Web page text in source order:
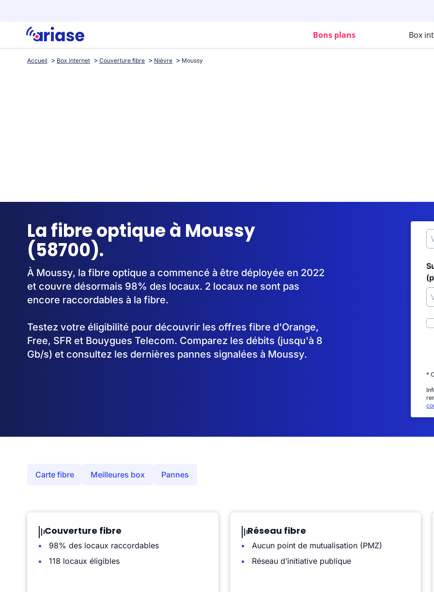
Bons plans Box
Accueil Box internet Couverture fibre Nièvre Moussy
La fibre optique à Moussy
(58700).
À Moussy, la fibre optique a commencé à être déployée en 2022
et couvre désormais 98% des locaux. 2 locaux ne sont pas
encore raccordables à la fibre.
Testez votre éligibilité pour découvrir les offres fibre d'Orange,
Free, SFR et Bouygues Telecom. Comparez les débits (jusqu'à 8
Gb/s) et consultez les dernières pannes signalées à Moussy.
*
Carte fibre Meilleures box Pannes
Couverture fibre
98% des locaux raccordables
118 locaux éligibles
Réseau fibre
Aucun point de mutualisation (PMZ)
Réseau d’initiative publique